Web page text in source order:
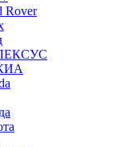
Rover